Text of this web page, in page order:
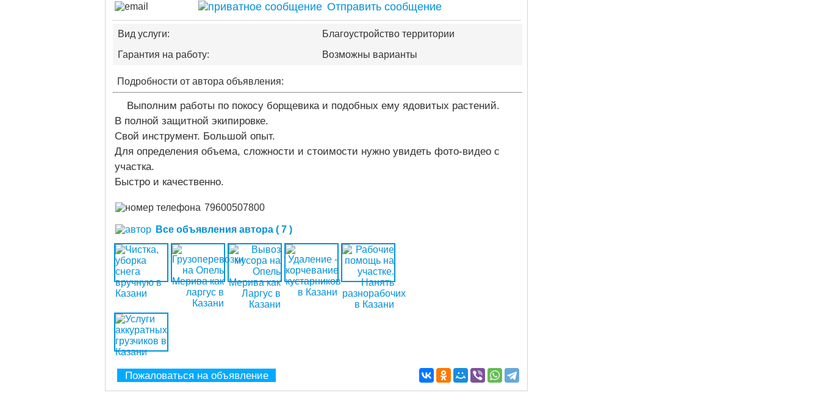
Отправить сообщение
Вид услуги:
Благоустройство территории
Гарантия на работу:
Возможны варианты
Подробности от автора объявления:
Выполним работы по покосу борщевика и подобных ему ядовитых растений.
В полной защитной экипировке.
Свой инструмент. Большой опыт.
Для определения объема, сложности и стоимости нужно увидеть фото-видео с
участка.
Быстро и качественно.
79600507800
Все объявления автора ( 7 )
Пожаловаться на объявление